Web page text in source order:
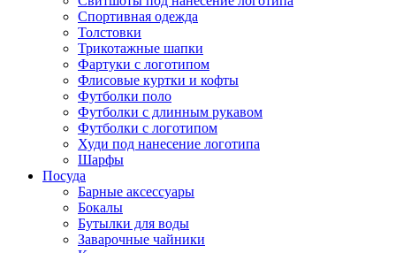
Спортивная одежда
Толстовки
Трикотажные шапки
Фартуки с логотипом
Флисовые куртки и кофты
Футболки поло
Футболки с длинным рукавом
Футболки с логотипом
Худи под нанесение логотипа
Шарфы
Посуда
Барные аксессуары
Бокалы
Бутылки для воды
Заварочные чайники